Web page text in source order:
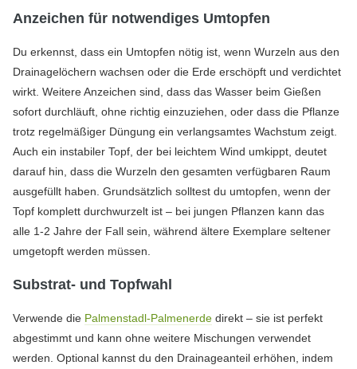
Anzeichen für notwendiges Umtopfen
Du erkennst, dass ein Umtopfen nötig ist, wenn Wurzeln aus den
Drainagelöchern wachsen oder die Erde erschöpft und verdichtet
wirkt. Weitere Anzeichen sind, dass das Wasser beim Gießen
sofort durchläuft, ohne richtig einzuziehen, oder dass die Pflanze
trotz regelmäßiger Düngung ein verlangsamtes Wachstum zeigt.
Auch ein instabiler Topf, der bei leichtem Wind umkippt, deutet
darauf hin, dass die Wurzeln den gesamten verfügbaren Raum
ausgefüllt haben. Grundsätzlich solltest du umtopfen, wenn der
Topf komplett durchwurzelt ist – bei jungen Pflanzen kann das
alle 1-2 Jahre der Fall sein, während ältere Exemplare seltener
umgetopft werden müssen.
Substrat- und Topfwahl
Verwende die Palmenstadl-Palmenerde direkt – sie ist perfekt
abgestimmt und kann ohne weitere Mischungen verwendet
werden. Optional kannst du den Drainageanteil erhöhen, indem